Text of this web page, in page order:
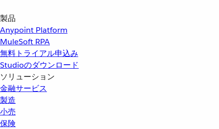
製品
Anypoint Platform
MuleSoft RPA
無料トライアル申込み
Studioのダウンロード
ソリューション
金融サービス
製造
小売
保険